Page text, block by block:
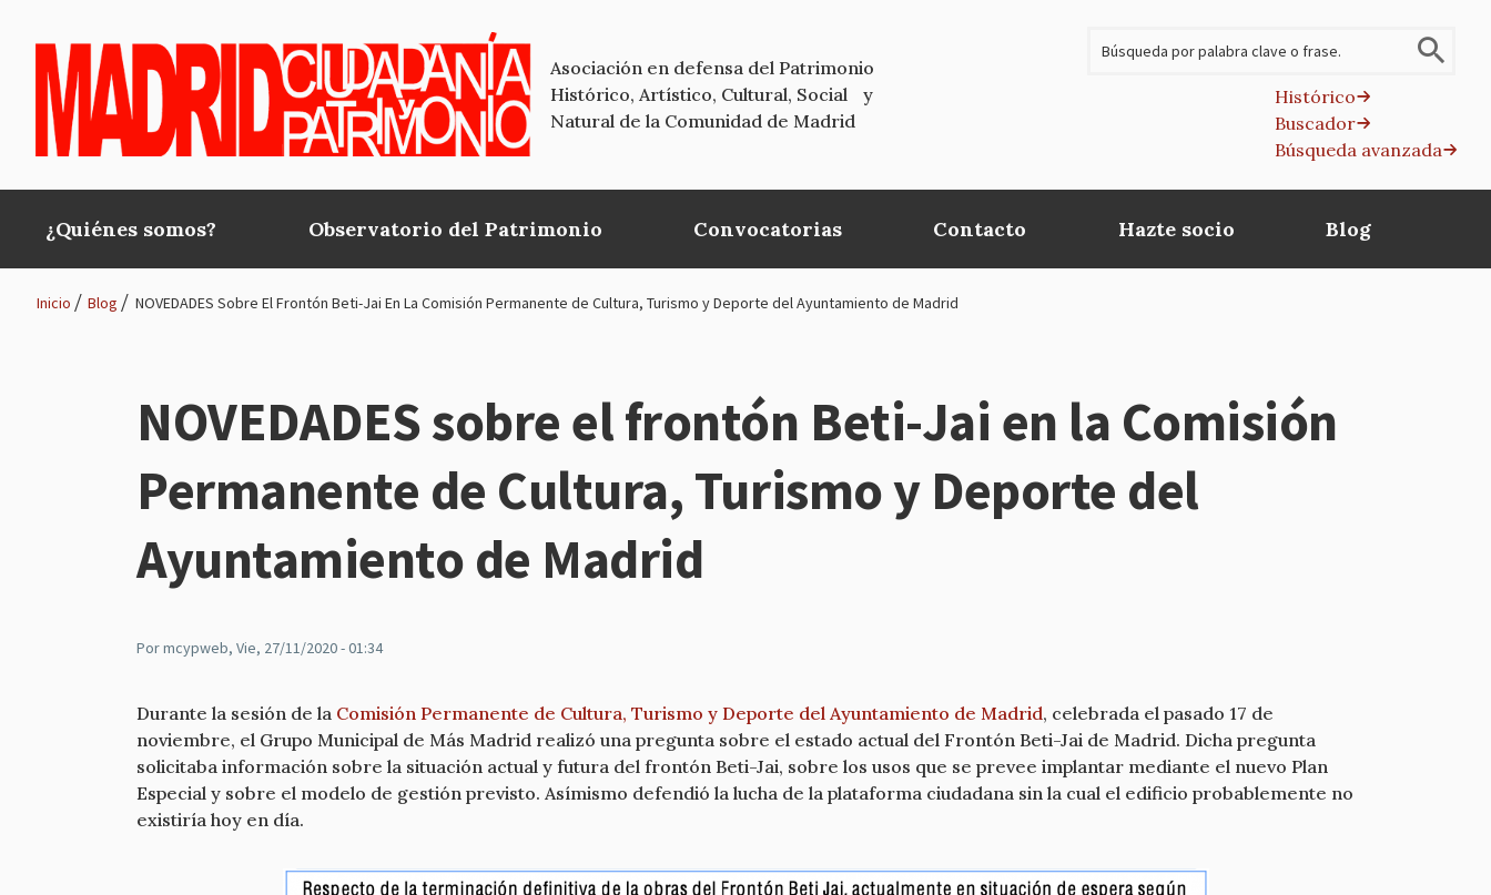
Asociación en defensa del Patrimonio
Histórico, Artístico, Cultural, Social y
Natural de la Comunidad de Madrid
Histórico
Buscador
Búsqueda avanzada
Main
navigation
¿Quiénes somos? Observatorio del Patrimonio Convocatorias Contacto Hazte socio Blog
Inicio Blog NOVEDADES Sobre El Frontón Beti-Jai En La Comisión Permanente de Cultura, Turismo y Deporte del Ayuntamiento de Madrid
NOVEDADES sobre el frontón Beti-Jai en la Comisión
Permanente de Cultura, Turismo y Deporte del
Ayuntamiento de Madrid
Pormcypweb, Vie, 27/11/2020 - 01:34
Durante la sesión de la Comisión Permanente de Cultura, Turismo y Deporte del Ayuntamiento de Madrid, celebrada el pasado 17 de
noviembre, el Grupo Municipal de Más Madrid realizó una pregunta sobre el estado actual del Frontón Beti-Jai de Madrid. Dicha pregunta
solicitaba información sobre la situación actual y futura del frontón Beti-Jai, sobre los usos que se prevee implantar mediante el nuevo Plan
Especial y sobre el modelo de gestión previsto. Asímismo defendió la lucha de la plataforma ciudadana sin la cual el edificio probablemente no
existiría hoy en día.